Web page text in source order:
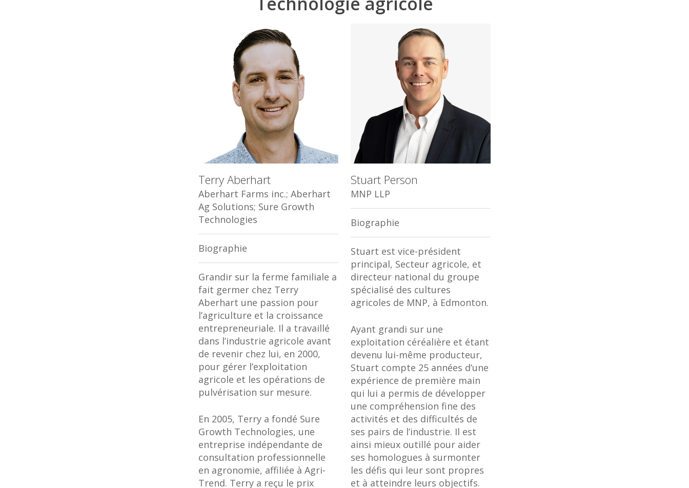
Appuyez sur "Enter" pour rechercher ou sur "ESC" pour fermer
Terry Aberhart
Aberhart Farms inc.; Aberhart
Ag Solutions; Sure Growth
Technologies
Biographie
Grandir sur la ferme familiale a
fait germer chez Terry
Aberhart une passion pour
l’agriculture et la croissance
entrepreneuriale. Il a travaillé
dans l’industrie agricole avant
de revenir chez lui, en 2000,
pour gérer l’exploitation
agricole et les opérations de
pulvérisation sur mesure.
En 2005, Terry a fondé Sure
Growth Technologies, une
entreprise indépendante de
consultation professionnelle
en agronomie, affiliée à Agri-
Trend. Terry a reçu le prix
Stuart Person
MNP LLP
Biographie
Stuart est vice-président
principal, Secteur agricole, et
directeur national du groupe
spécialisé des cultures
agricoles de MNP, à Edmonton.
Ayant grandi sur une
exploitation céréalière et étant
devenu lui-même producteur,
Stuart compte 25 années d’une
expérience de première main
qui lui a permis de développer
une compréhension fine des
activités et des difficultés de
ses pairs de l’industrie. Il est
ainsi mieux outillé pour aider
ses homologues à surmonter
les défis qui leur sont propres
et à atteindre leurs objectifs.